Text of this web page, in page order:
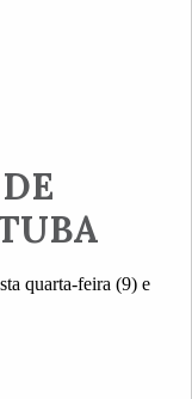
quarta-feira (9) e